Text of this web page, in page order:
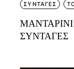
ΣΥΝΤΑΓΕΣ
ΣΥΝΤΑΓΕΣ